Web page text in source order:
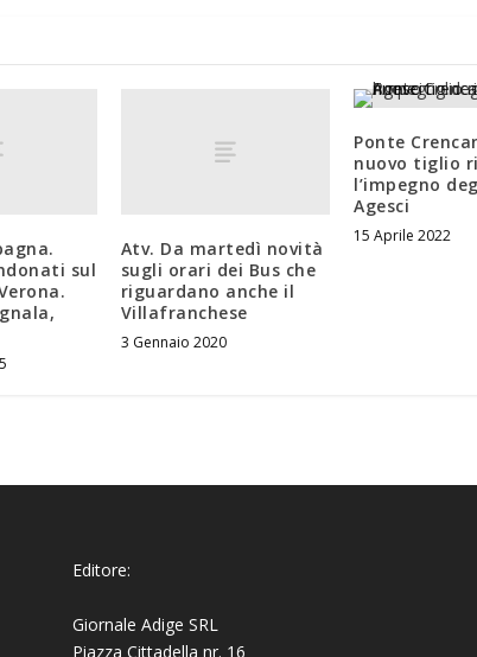
sul
Atv. Da martedì novità
sugli orari dei Bus che
riguardano anche il
Villafranchese
3 Gennaio 2020
Ponte
nuovo tiglio
l’impegno
Agesci
15 Aprile 2022
Editore:
Giornale Adige SRL
Piazza Cittadella nr. 16